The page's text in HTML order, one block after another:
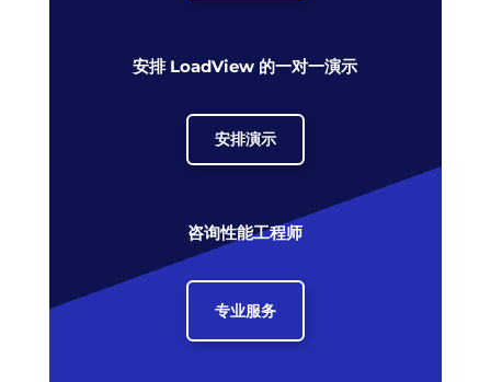
安排 LoadView 的一对一演示
安排演示
咨询性能工程师
专业服务